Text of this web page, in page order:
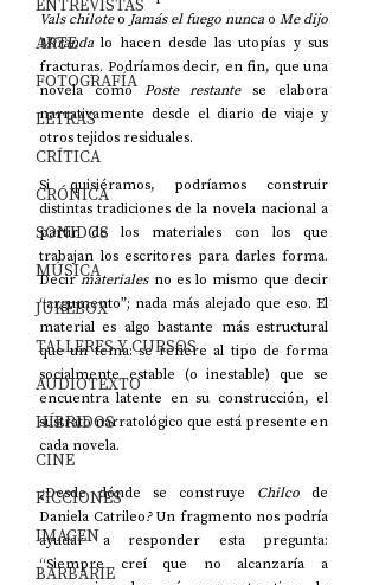
ENTREVISTAS
ARTE
FOTOGRAFÍA
LETRAS
CRÍTICA
CRÓNICA
SONIDOS
MÚSICA
JUKEBOX
TALLERES Y CURSOS
AUDIOTEXTO
HÍBRIDOS
CINE
FICCIONES
IMAGEN
BARBARIE
Vals chilote o Jamás el fuego nunca o Me dijo
Miranda lo hacen desde las utopías y sus
fracturas. Podríamos decir, en fin, que una
novela como Poste restante se elabora
narrativamente desde el diario de viaje y
otros tejidos residuales.
Si quisiéramos, podríamos construir
distintas tradiciones de la novela nacional a
partir de los materiales con los que
trabajan los escritores para darles forma.
Decir materiales no es lo mismo que decir
“argumento”; nada más alejado que eso. El
material es algo bastante más estructural
que un tema: se refiere al tipo de forma
socialmente estable (o inestable) que se
encuentra latente en su construcción, el
sustrato narratológico que está presente en
cada novela.
¿Desde dónde se construye Chilco de
Daniela Catrileo? Un fragmento nos podría
ayudar a responder esta pregunta:
“Siempre creí que no alcanzaría a